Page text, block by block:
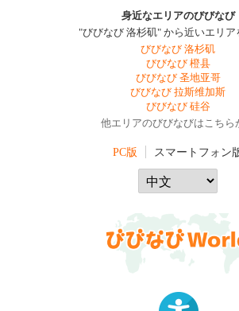
身近なエリアのびびなび
"びびなび 洛杉矶" から近いエリア
びびなび 洛杉矶
びびなび 橙县
びびなび 圣地亚哥
びびなび 拉斯维加斯
びびなび 硅谷
他エリアのびびなびはこちら
PC版 スマートフォン